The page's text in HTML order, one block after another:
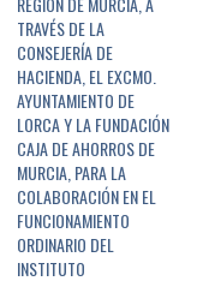
TRAVÉS DE LA
CONSEJERÍA DE
HACIENDA, EL EXCMO.
AYUNTAMIENTO DE
LORCA Y LA FUNDACIÓN
CAJA DE AHORROS DE
MURCIA, PARA LA
COLABORACIÓN EN EL
FUNCIONAMIENTO
ORDINARIO DEL
INSTITUTO